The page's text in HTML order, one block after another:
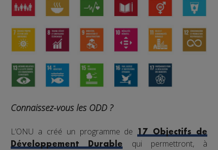
Connaissez-vous les ODD ?
L’ONU a créé un programme de17 Objectifs de
Développement Durable
qui permettront, à